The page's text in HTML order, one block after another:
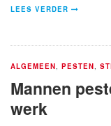
LEES VERDER
ALGEMEEN PESTEN
Mannen
werk